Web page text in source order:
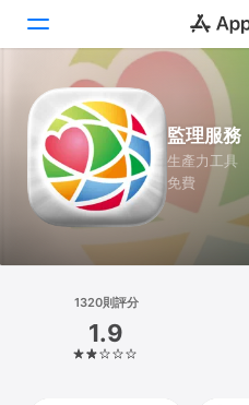
Today
遊戲
App
Arcade
搜尋
iPhone
監理服務
生產力工具
免費
1320則評分
1.9